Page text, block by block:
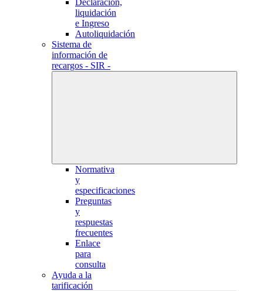
liquidación
e Ingreso
Autoliquidación
Sistema de
información de
recargos - SIR -
Normativa
y
especificaciones
Preguntas
y
respuestas
frecuentes
Enlace
para
consulta
Ayuda a la
tarificación